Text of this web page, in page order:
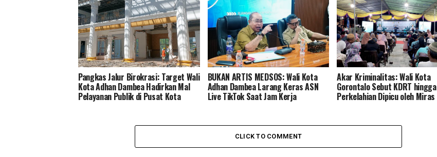
Pangkas Jalur Birokrasi: Target Wali
Kota Adhan Dambea Hadirkan Mal
Pelayanan Publik di Pusat Kota
BUKAN ARTIS MEDSOS: Wali Kota
Adhan Dambea Larang Keras ASN
Live TikTok Saat Jam Kerja
Akar Kriminalitas: Wali Kota
Gorontalo Sebut KDRT hingga
Perkelahian Dipicu oleh Miras
CLICK TO COMMENT